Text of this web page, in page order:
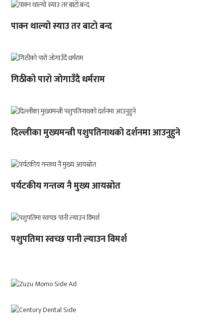
पाक्न थाल्यो स्याउ तर बाटो बन्द
गिठीको पारो जोगाउँदै धर्मराम
दिल्लीका मुख्यमन्त्री पशुपतिनाथको दर्शनमा आउनुहुने
पर्यटकीय गन्तव्य नै मुख्य आयस्रोत
पशुपतिमा स्वच्छ पानी ल्याउन विमर्श